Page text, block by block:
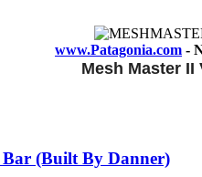
www.Patagonia.com -
Mesh Master II
(Built By Danner)